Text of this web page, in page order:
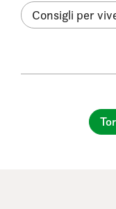
Consigli per